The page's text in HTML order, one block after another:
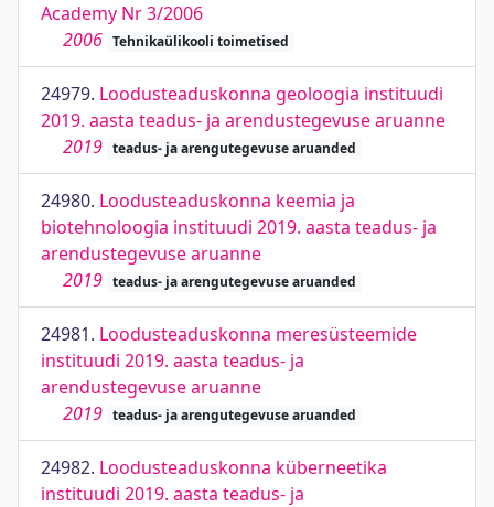
Academy Nr 3/2006
2006 Tehnikaülikooli toimetised
24979. Loodusteaduskonna geoloogia instituudi
2019. aasta teadus- ja arendustegevuse aruanne
2019 teadus- ja arengutegevuse aruanded
24980. Loodusteaduskonna keemia ja
biotehnoloogia instituudi 2019. aasta teadus- ja
arendustegevuse aruanne
2019 teadus- ja arengutegevuse aruanded
24981. Loodusteaduskonna meresüsteemide
instituudi 2019. aasta teadus- ja
arendustegevuse aruanne
2019 teadus- ja arengutegevuse aruanded
24982. Loodusteaduskonna küberneetika
instituudi 2019. aasta teadus- ja